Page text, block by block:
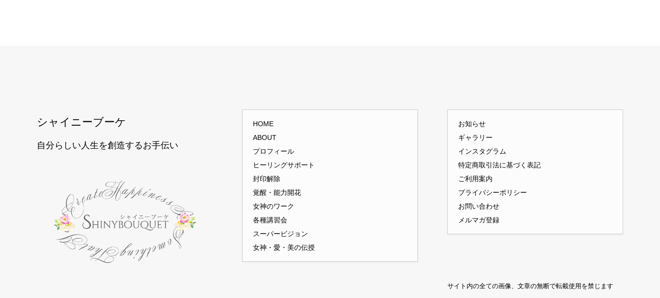
シャイニーブーケ
自分らしい人生を創造するお手伝い
HOME
ABOUT
プロフィール
ヒーリングサポート
封印解除
覚醒・能力開花
女神のワーク
各種講習会
スーパービジョン
女神・愛・美の伝授
お知らせ
ギャラリー
インスタグラム
特定商取引法に基づく表記
ご利用案内
プライバシーポリシー
お問い合わせ
メルマガ登録
サイト内の全ての画像、文章の無断で転載使用を禁じます